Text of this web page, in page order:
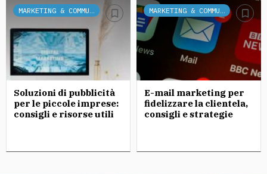
Soluzioni di pubblicità
per le piccole imprese:
consigli e risorse utili
E-mail marketing per
fidelizzare la clientela,
consigli e strategie